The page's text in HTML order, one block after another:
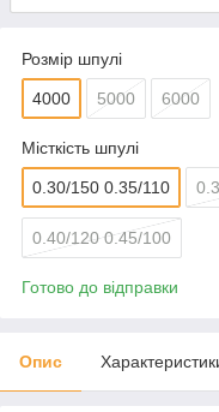
Розмір шпулі
4000 5000 6000
Місткість шпулі
0.30/150 0.35/110
0.40/120 0.45/100
Готово до відправки
Опис